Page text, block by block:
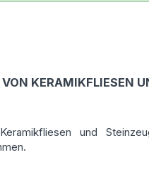
KERAMIKFLIESEN
und